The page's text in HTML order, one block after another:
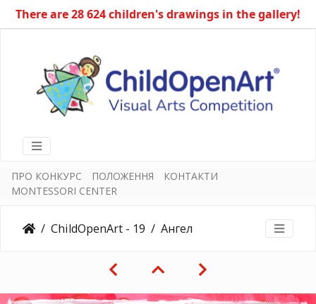
There are 28 624 children's drawings in the gallery!
ПРО КОНКУРС ПОЛОЖЕННЯ
КОНТАКТИ
MONTESSORI CENTER
ChildOpenArt - 19 Ангел